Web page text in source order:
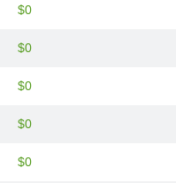
$0
$0
$0
$0
$0